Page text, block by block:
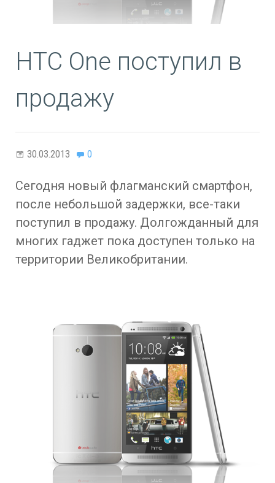
HTC One поступил в
продажу
30.03.2013 0
Сегодня новый флагманский смартфон,
после небольшой задержки, все-таки
поступил в продажу. Долгожданный для
многих гаджет пока доступен только на
территории Великобритании.